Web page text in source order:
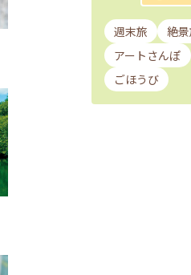
週末旅 絶
アートさんぽ
ごほうび